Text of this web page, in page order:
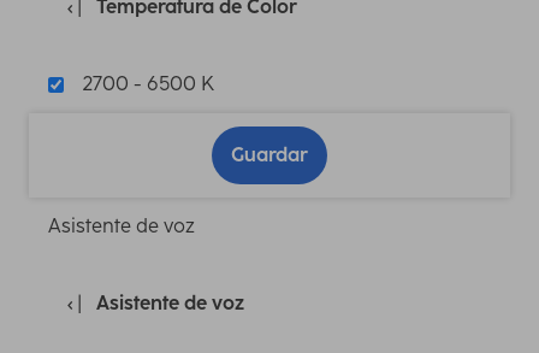
Temperatura de Color
2700 - 6500 K
Guardar
Asistente de voz
Asistente de voz